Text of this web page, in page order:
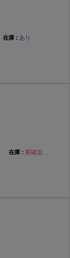
あり
要確認